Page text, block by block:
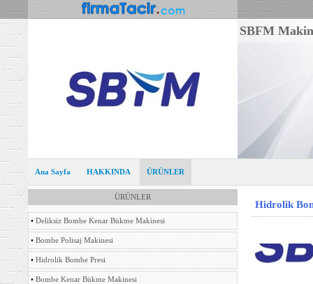
SBFM
Ana Sayfa HAKKINDA ÜRÜNLER
ÜRÜNLER
• Deliksiz Bombe Kenar Bükme Makinesi
• Bombe Polisaj Makinesi
• Hidrolik Bombe Presi
• Bombe Kenar Bükme Makinesi
Hidrolik